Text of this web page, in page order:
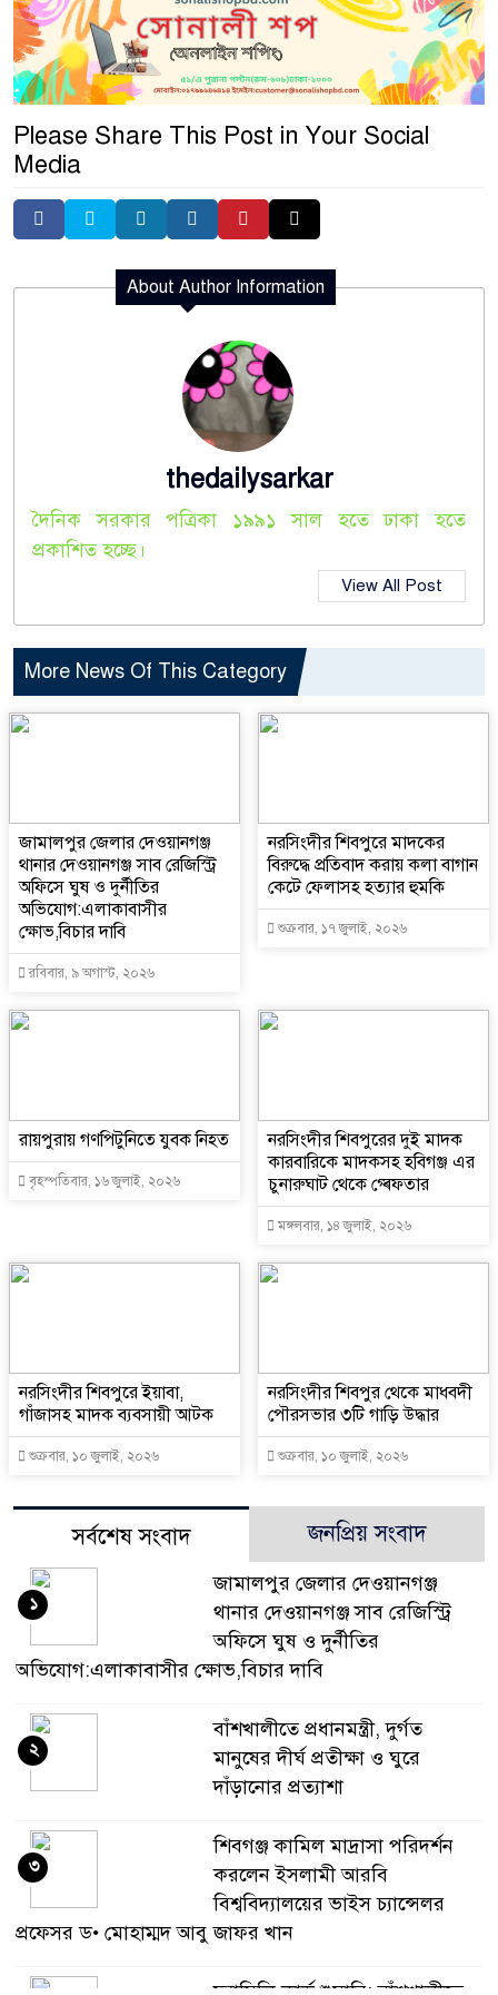
Please Share This Post in Your Social
Media
About Author Information
thedailysarkar
দৈনিক সরকার পত্রিকা ১৯৯১ সাল হতে ঢাকা হতে
প্রকাশিত হচ্ছে।
View All Post
More News Of This Category
জামালপুর জেলার দেওয়ানগঞ্জ
থানার দেওয়ানগঞ্জ সাব রেজিস্ট্রি
অফিসে ঘুষ ও দুর্নীতির
অভিযোগ:এলাকাবাসীর
ক্ষোভ,বিচার দাবি
রবিবার, ৯ অগাস্ট, ২০২৬
নরসিংদীর শিবপুরে মাদকের
বিরুদ্ধে প্রতিবাদ করায় কলা বাগান
কেটে ফেলাসহ হত্যার হুমকি
শুক্রবার, ১৭ জুলাই, ২০২৬
রায়পুরায় গণপিটুনিতে যুবক নিহত
বৃহস্পতিবার, ১৬ জুলাই, ২০২৬
নরসিংদীর শিবপুরের দুই মাদক
কারবারিকে মাদকসহ হবিগঞ্জ এর
চুনারুঘাট থেকে গ্ৰেফতার
মঙ্গলবার, ১৪ জুলাই, ২০২৬
নরসিংদীর শিবপুরে ইয়াবা,
গাঁজাসহ মাদক ব্যবসায়ী আটক
শুক্রবার, ১০ জুলাই, ২০২৬
নরসিংদীর শিবপুর থেকে মাধবদী
পৌরসভার ৩টি গাড়ি উদ্ধার
শুক্রবার, ১০ জুলাই, ২০২৬
সর্বশেষ সংবাদ জনপ্রিয় সংবাদ
জামালপুর জেলার দেওয়ানগঞ্জ
থানার দেওয়ানগঞ্জ সাব রেজিস্ট্রি
অফিসে ঘুষ ও দুর্নীতির
অভিযোগ:এলাকাবাসীর ক্ষোভ,বিচার দাবি
১
বাঁশখালীতে প্রধানমন্ত্রী, দুর্গত
মানুষের দীর্ঘ প্রতীক্ষা ও ঘুরে
দাঁড়ানোর প্রত্যাশা
২
শিবগঞ্জ কামিল মাদ্রাসা পরিদর্শন
করলেন ইসলামী আরবি
বিশ্ববিদ্যালয়ের ভাইস চ্যান্সেলর
প্রফেসর ড• মোহাম্মদ আবু জাফর খান
৩